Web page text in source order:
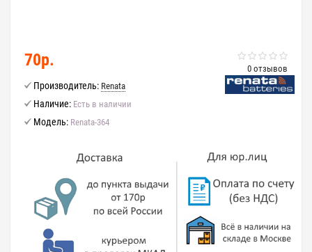
0 отзывов
70р.
Производитель: Renata
Наличие: Есть в наличии
Модель: Renata-364